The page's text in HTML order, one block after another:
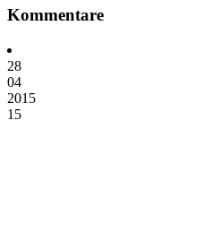
Kommentare
28
04
2015
15